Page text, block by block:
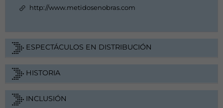
http://www.metidosenobras.com
ESPECTÁCULOS EN DISTRIBUCIÓN
HISTORIA
INCLUSIÓN